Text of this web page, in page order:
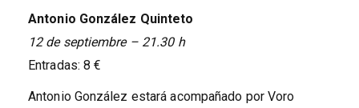
Antonio González Quinteto
12 de septiembre – 21.30 h
Entradas: 8 €
Antonio González estará acompañado por Voro